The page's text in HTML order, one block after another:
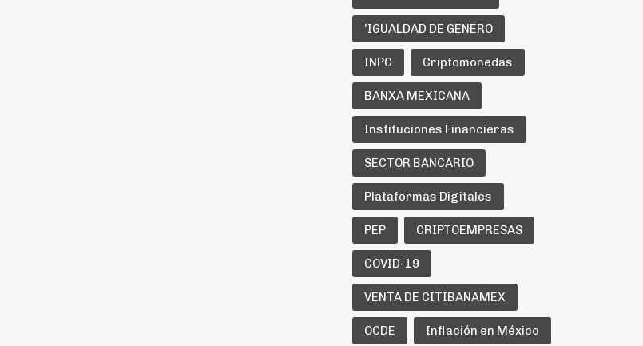
'IGUALDAD DE GENERO
INPC Criptomonedas
BANXA MEXICANA
Instituciones Financieras
SECTOR BANCARIO
Plataformas Digitales
PEP CRIPTOEMPRESAS
COVID-19
VENTA DE CITIBANAMEX
OCDE Inflación en México